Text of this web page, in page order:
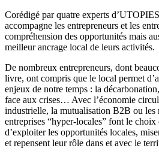
Corédigé par quatre experts
accompagne les entrepreneurs et les
compréhension des opportunités mais
meilleur ancrage local de leurs activités.
De nombreux entrepreneurs, dont
livre, ont compris que le local permet
enjeux de notre temps : la
face aux crises… Avec l’économie
industrielle, la mutualisation B2B ou les
entreprises “hyper-locales” font le
d’exploiter les opportunités locales,
et repensent leur rôle dans et avec le